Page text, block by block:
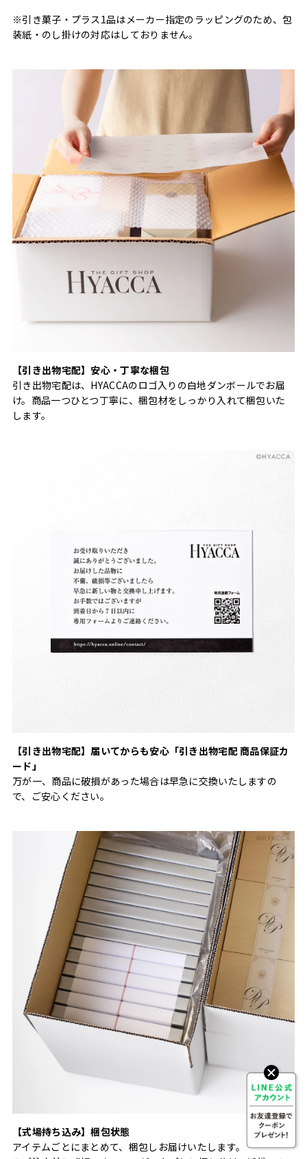
※引き菓子・プラス1品はメーカー指定のラッピングのため、包
装紙・のし掛けの対応はしておりません。
【引き出物宅配】安心・丁寧な梱包
引き出物宅配は、HYACCAのロゴ入りの白地ダンボールでお届
け。商品一つひとつ丁寧に、梱包材をしっかり入れて梱包いた
します。
【引き出物宅配】届いてからも安心「引き出物宅配 商品保証カ
ード」
万が一、商品に破損があった場合は早急に交換いたしますの
で、ご安心ください。
【式場持ち込み】梱包状態
アイテムごとにまとめて、梱包しお届けいたします。